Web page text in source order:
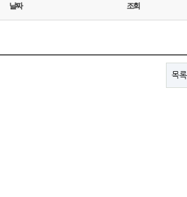
날짜 조회
목록